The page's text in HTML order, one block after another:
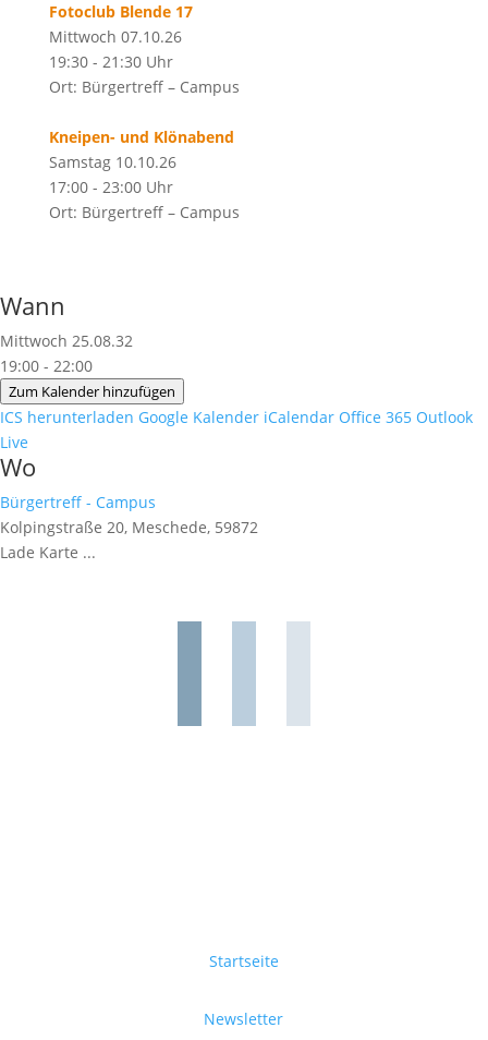
Fotoclub Blende 17
Mittwoch 07.10.26
19:30 - 21:30 Uhr
Ort: Bürgertreff – Campus
Kneipen- und Klönabend
Samstag 10.10.26
17:00 - 23:00 Uhr
Ort: Bürgertreff – Campus
Wann
Mittwoch 25.08.32
19:00 - 22:00
Zum Kalender hinzufügen
ICS herunterladen Google Kalender iCalendar Office 365 Outlook
Live
Wo
Bürgertreff - Campus
Kolpingstraße 20, Meschede, 59872
Lade Karte ...
Startseite
Newsletter